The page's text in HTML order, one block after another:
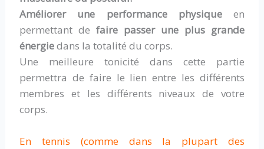
Améliorer une performance physiqueen
permettant de faire passer une plus grande
énergiedans la totalité du corps.
Une meilleure tonicité dans cette partie
permettra de faire le lien entre les différents
membres et les différents niveaux de votre
corps.
En tennis (comme dans la plupart des